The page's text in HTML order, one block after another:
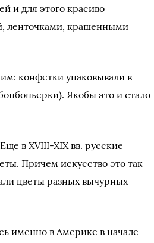
и для этого красиво
ленточками, крашенными
конфетки упаковывали в
Якобы это и стало
в XVIII-XIX вв. русские
Причем искусство это так
цветы разных вычурных
именно в Америке в начале